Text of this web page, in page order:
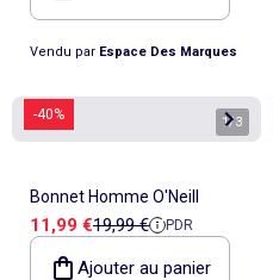
Vendu par Espace Des Marques
-40% 1/3
Bonnet Homme O'Neill
Prix de vente
11,99 €Prix de référence
19,99 € PDR
Ajouter au panier